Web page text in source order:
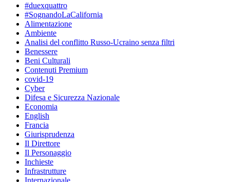
#duexquattro
#SognandoLaCalifornia
Alimentazione
Ambiente
Analisi del conflitto Russo-Ucraino senza filtri
Benessere
Beni Culturali
Contenuti Premium
covid-19
Cyber
Difesa e Sicurezza Nazionale
Economia
English
Francia
Giurisprudenza
Il Direttore
Il Personaggio
Inchieste
Infrastrutture
Internazionale